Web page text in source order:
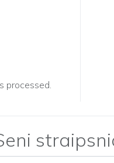
processed.